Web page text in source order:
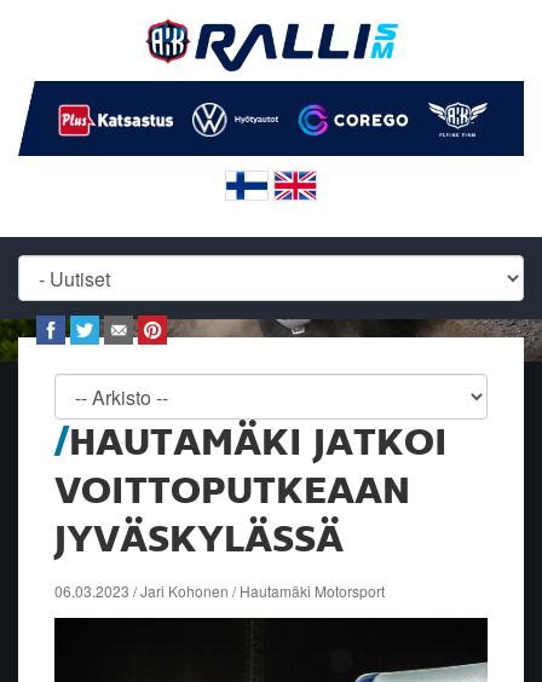
HAUTAMÄKI JATKOI
VOITTOPUTKEAAN
JYVÄSKYLÄSSÄ
06.03.2023 / Jari Kohonen / Hautamäki Motorsport